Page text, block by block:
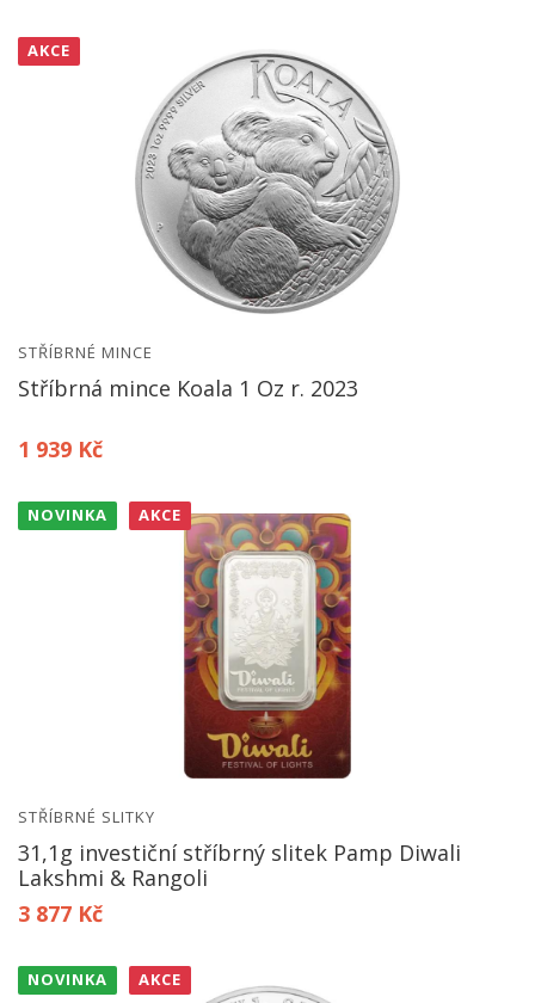
AKCE
STŘÍBRNÉ MINCE
Stříbrná mince Koala 1 Oz r. 2023
1 939 Kč
NOVINKA AKCE
STŘÍBRNÉ SLITKY
31,1g investiční stříbrný slitek Pamp Diwali
Lakshmi & Rangoli
3 877 Kč
NOVINKA AKCE